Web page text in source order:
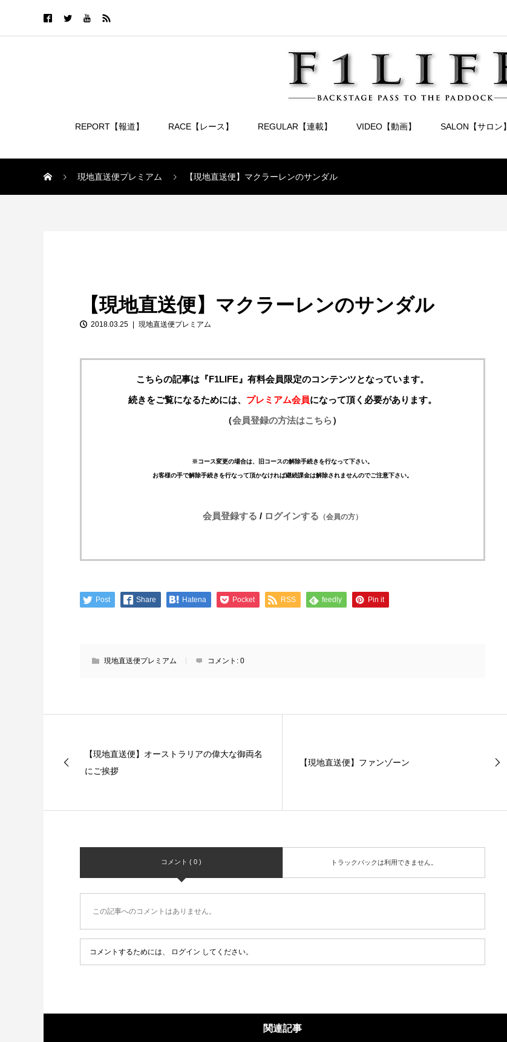
REPORT【報道】 RACE【レース】 REGULAR【連載】 VIDEO【動画】 SALON【サロン】
現地直送便プレミアム 【現地直送便】マクラーレンのサンダル
【現地直送便】マクラーレンのサンダル
2018.03.25 現地直送便プレミアム
こちらの記事は『F1LIFE』有料会員限定のコンテンツとなっています。
続きをご覧になるためには、 プレミアム会員になって頂く必要があります。
（会員登録の方法はこちら）
※コース変更の場合は、旧コースの解除手続きを行なって下さい。
お客様の手で解除手続きを行なって頂かなければ継続課金は解除されませんのでご注意下さい。
会員登録する / ログインする （会員の方）
Post Share Hatena Pocket RSS feedly Pin it
現地直送便プレミアム コメント: 0
【現地直送便】オーストラリアの偉大な御両名
にご挨拶
【現地直送便】ファンゾーン
コメント ( 0 ) トラックバックは利用できません。
この記事へのコメントはありません。
コメントするためには、 ログイン してください。
関連記事
【特別企画】2026年ホンダの現在地
①「アストンマーティンとの交渉4...
【特別記事】レーシングブルズ、